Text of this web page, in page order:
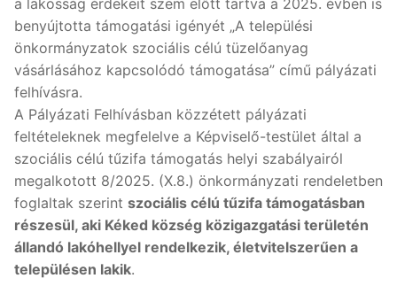
benyújtotta támogatási igényét „A települési
önkormányzatok szociális célú tüzelőanyag
vásárlásához kapcsolódó támogatása” című pályázati
felhívásra.
A Pályázati Felhívásban közzétett pályázati
feltételeknek megfelelve a Képviselő-testület által a
szociális célú tűzifa támogatás helyi szabályairól
megalkotott 8/2025. (X.8.) önkormányzati rendeletben
foglaltak szerint szociális célú tűzifa támogatásban
részesül, aki Kéked község közigazgatási területén
állandó lakóhellyel rendelkezik, életvitelszerűen a
településen lakik.